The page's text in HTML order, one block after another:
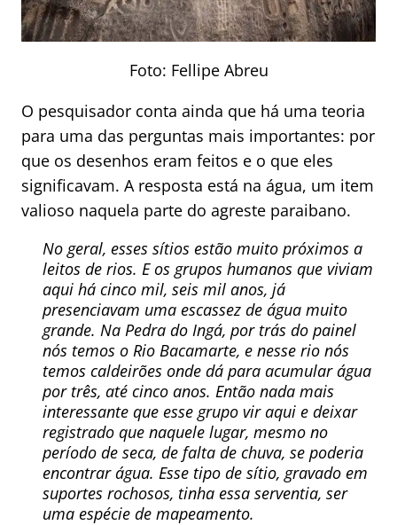
Foto: Fellipe Abreu
O pesquisador conta ainda que há uma teoria
para uma das perguntas mais importantes: por
que os desenhos eram feitos e o que eles
significavam. A resposta está na água, um item
valioso naquela parte do agreste paraibano.
No geral, esses sítios estão muito próximos a
leitos de rios. E os grupos humanos que viviam
aqui há cinco mil, seis mil anos, já
presenciavam uma escassez de água muito
grande. Na Pedra do Ingá, por trás do painel
nós temos o Rio Bacamarte, e nesse rio nós
temos caldeirões onde dá para acumular água
por três, até cinco anos. Então nada mais
interessante que esse grupo vir aqui e deixar
registrado que naquele lugar, mesmo no
período de seca, de falta de chuva, se poderia
encontrar água. Esse tipo de sítio, gravado em
suportes rochosos, tinha essa serventia, ser
uma espécie de mapeamento.